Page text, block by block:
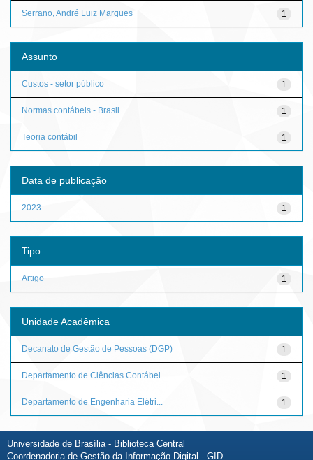
1
Serrano, André Luiz Marques
Assunto
1
Custos - setor público
1
Normas contábeis - Brasil
1
Teoria contábil
Data de publicação
1
2023
Tipo
1
Artigo
Unidade Acadêmica
1
Decanato de Gestão de Pessoas (DGP)
1
Departamento de Ciências Contábei...
1
Departamento de Engenharia Elétri...
Universidade de Brasília - Biblioteca Central
Coordenadoria de Gestão da Informação Digital - GID